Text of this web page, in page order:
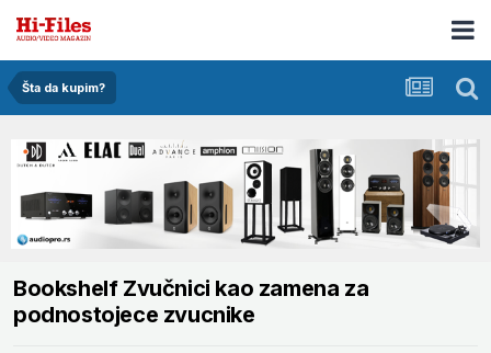
Šta da kupim?
Bookshelf Zvučnici kao zamena za
podnostojece zvucnike